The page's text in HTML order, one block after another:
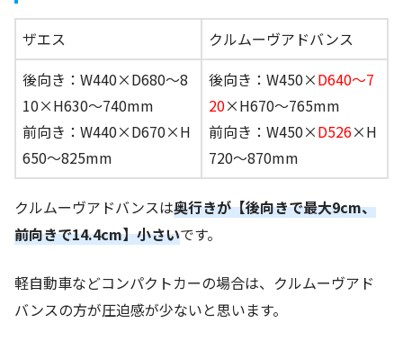
ザエス
クルムーヴアドバンス
後向き：W440×D680～8
10×H630～740mm
前向き：W440×D670×H
650～825mm
後向き：W450×D640～7
20×H670～765mm
前向き：W450×D526×H
720～870mm
クルムーヴアドバンスは奥行きが【後向きで最大9cm、
前向きで14.4cm】小さいです。
軽自動車などコンパクトカーの場合は、クルムーヴアド
バンスの方が圧迫感が少ないと思います。